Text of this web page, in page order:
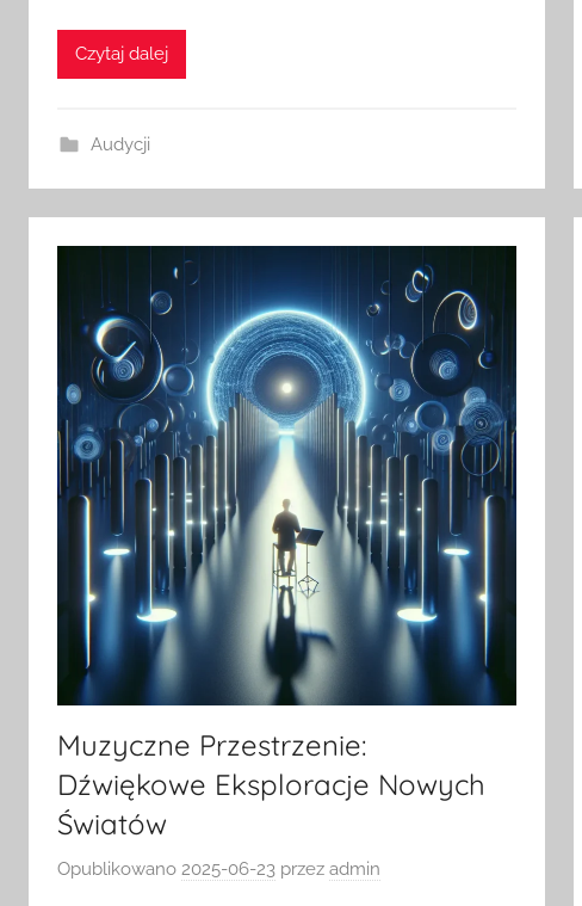
Czytaj dalej
Audycji
Muzyczne Przestrzenie:
Dźwiękowe Eksploracje Nowych
Światów
Opublikowano 2025-06-23 przez admin